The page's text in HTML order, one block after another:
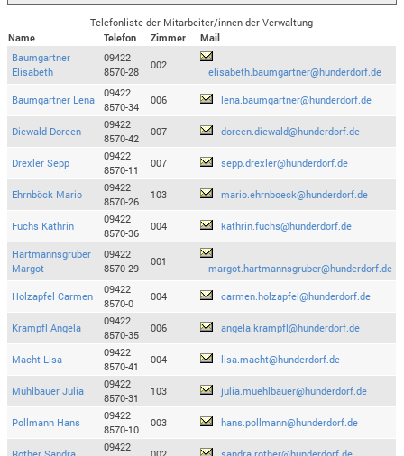
Telefonliste der Mitarbeiter/innen der Verwaltung
Name
Telefon Zimmer
Mail
Baumgartner
Elisabeth
09422
8570-28
002
elisabeth.baumgartner@hunderdorf.de
Baumgartner Lena
09422
8570-34
006 lena.baumgartner@hunderdorf.de
Diewald Doreen
09422
8570-42
007 doreen.diewald@hunderdorf.de
Drexler Sepp
09422
8570-11
007 sepp.drexler@hunderdorf.de
Ehrnböck Mario
09422
8570-26
103 mario.ehrnboeck@hunderdorf.de
Fuchs Kathrin
09422
8570-36
004 kathrin.fuchs@hunderdorf.de
Hartmannsgruber
Margot
09422
8570-29
001
margot.hartmannsgruber@hunderdorf.de
Holzapfel Carmen
09422
8570-0
004 carmen.holzapfel@hunderdorf.de
Krampfl Angela
09422
8570-35
006 angela.krampfl@hunderdorf.de
Macht Lisa
09422
8570-41
004 lisa.macht@hunderdorf.de
Mühlbauer Julia
09422
8570-31
103 julia.muehlbauer@hunderdorf.de
Pollmann Hans
09422
8570-10
003 hans.pollmann@hunderdorf.de
09422